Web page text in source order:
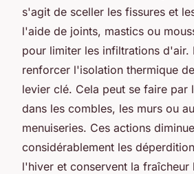
s'agit de sceller les fissures et
l'aide de joints, mastics ou
pour limiter les infiltrations d'air.
renforcer l'isolation thermique
levier clé. Cela peut se faire par
dans les combles, les murs ou
menuiseries. Ces actions
considérablement les
l'hiver et conservent la fraîcheur